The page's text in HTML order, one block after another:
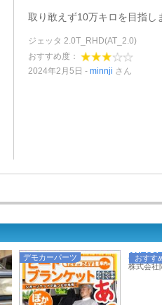
取り敢えず10万キロを目指し
ジェッタ 2.0T_RHD(AT_2.0)
おすすめ度：
2024年2月5日
minnji さん
デモカーパーツ おすす
株式会社